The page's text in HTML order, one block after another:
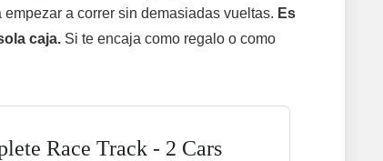
a correr sin demasiadas vueltas. Es
caja. Si te encaja como regalo o como
Race Track - 2 Cars